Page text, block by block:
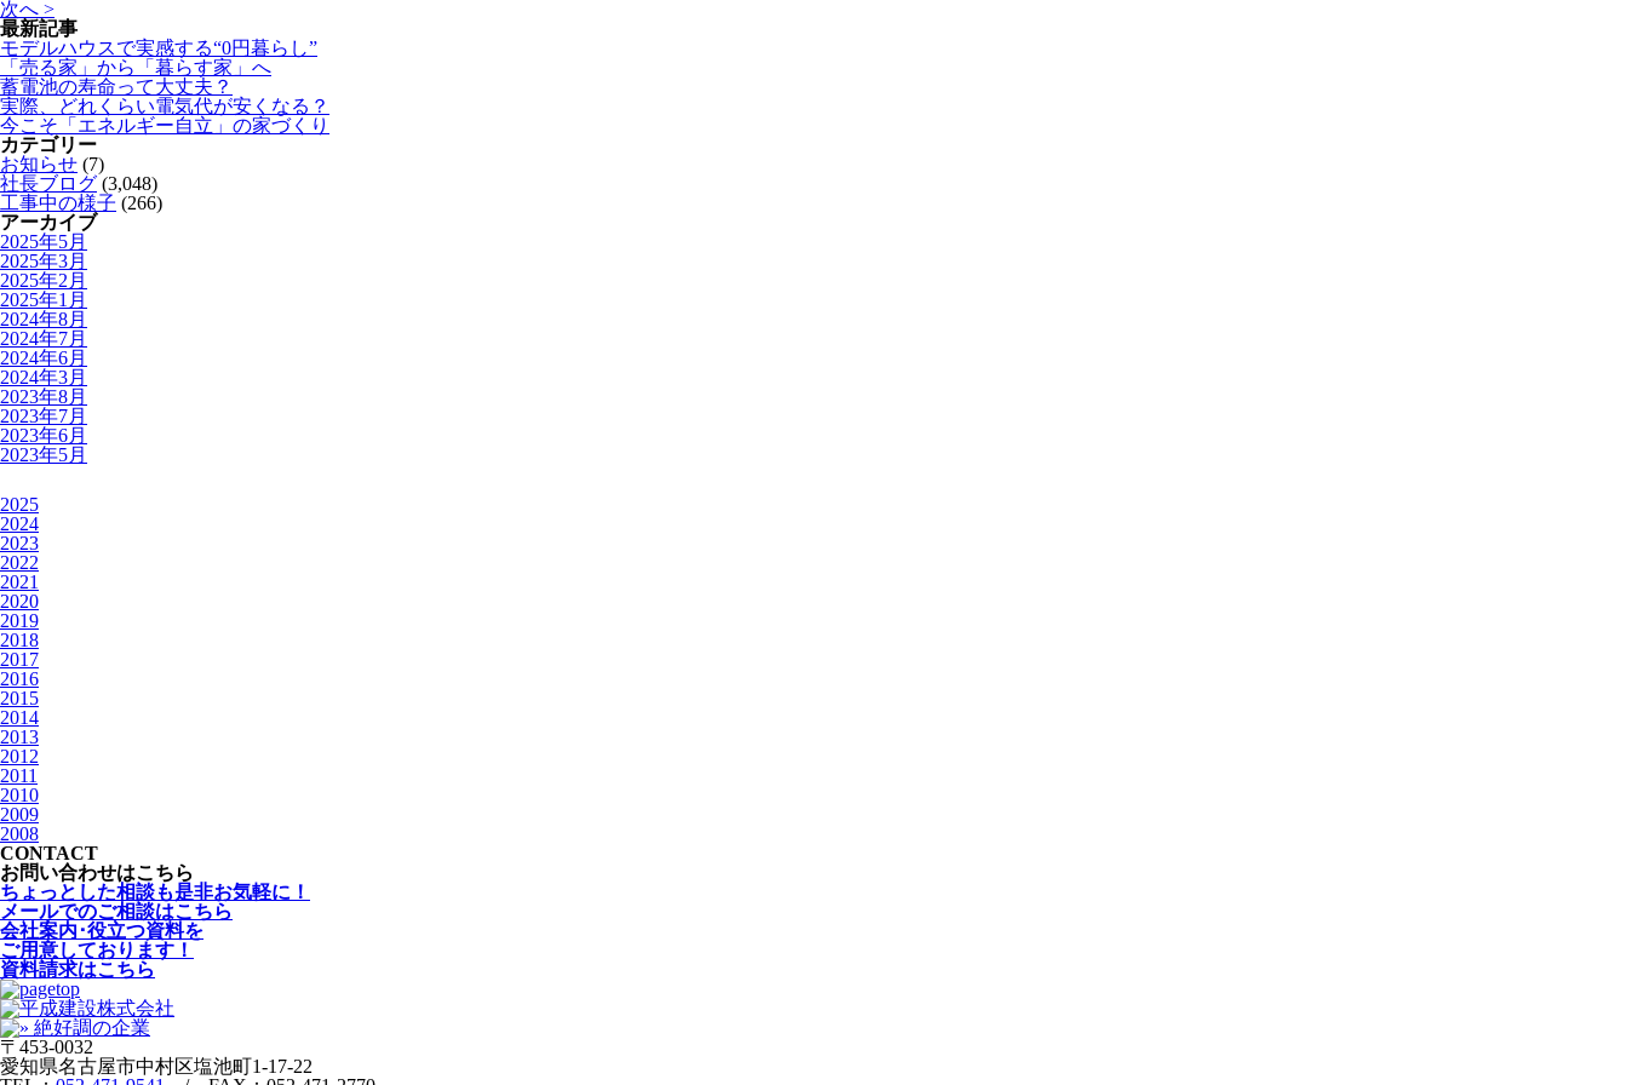
次へ >
最新記事
モデルハウスで実感する“0円暮らし”
「売る家」から「暮らす家」へ
蓄電池の寿命って大丈夫？
実際、どれくらい電気代が安くなる？
今こそ「エネルギー自立」の家づくり
カテゴリー
お知らせ (7)
社長ブログ (3,048)
工事中の様子 (266)
アーカイブ
2025年5月
2025年3月
2025年2月
2025年1月
2024年8月
2024年7月
2024年6月
2024年3月
2023年8月
2023年7月
2023年6月
2023年5月
2025
2024
2023
2022
2021
2020
2019
2018
2017
2016
2015
2014
2013
2012
2011
2010
2009
2008
CONTACT
お問い合わせはこちら
ちょっとした相談も是非お気軽に！
メールでのご相談はこちら
会社案内･役立つ資料を
ご用意しております！
資料請求はこちら
〒453-0032
愛知県名古屋市中村区塩池町1-17-22